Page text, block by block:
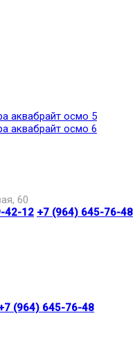
аквабрайт осмо 5
аквабрайт осмо 6
60
42-12 +7 (964) 645-76-48
(964) 645-76-48